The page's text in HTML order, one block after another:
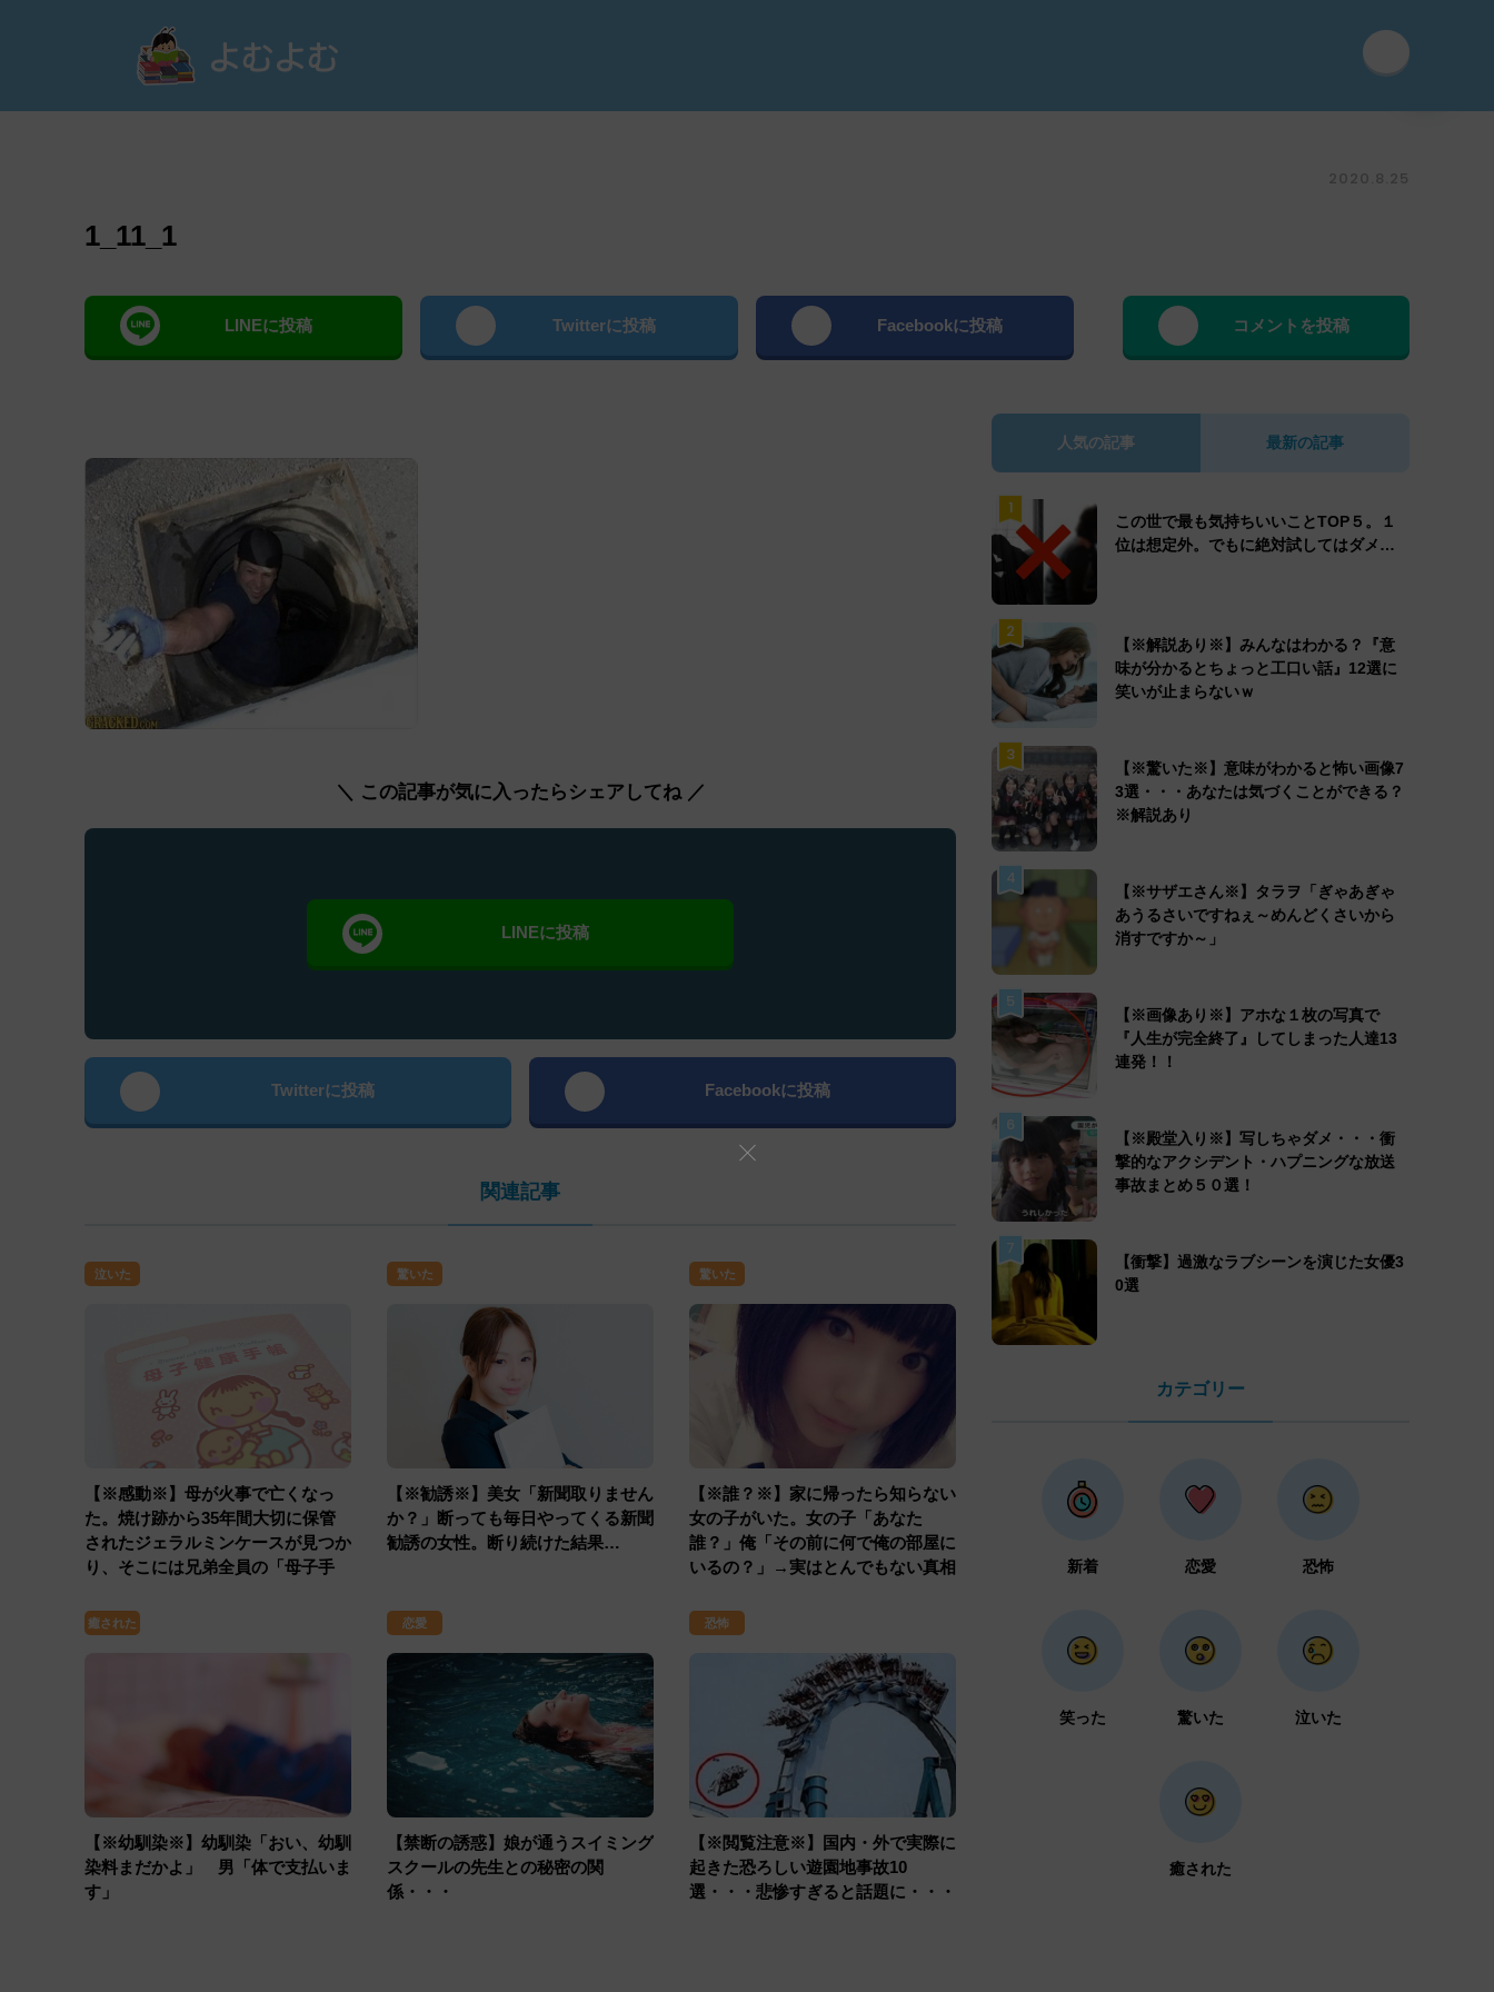
2020.8.25
1_11_1
LINEに投稿 Twitterに投稿 Facebookに投稿 コメントを投稿
＼ この記事が気に入ったらシェアしてね ／
LINEに投稿
Twitterに投稿 Facebookに投稿
関連記事
泣いた
【※感動※】母が火事で亡くなっ
た。焼け跡から35年間大切に保管
されたジェラルミンケースが見つか
り、そこには兄弟全員の「母子手
驚いた
【※勧誘※】美女「新聞取りません
か？」断っても毎日やってくる新聞
勧誘の女性。断り続けた結果…
驚いた
【※誰？※】家に帰ったら知らない
女の子がいた。女の子「あなた
誰？」俺「その前に何で俺の部屋に
いるの？」→実はとんでもない真相
癒された
【※幼馴染※】幼馴染「おい、幼馴
染料まだかよ」 男「体で支払いま
す」
恋愛
【禁断の誘惑】娘が通うスイミング
スクールの先生との秘密の関
係・・・
恐怖
【※閲覧注意※】国内・外で実際に
起きた恐ろしい遊園地事故10
選・・・悲惨すぎると話題に・・・
人気の記事 最新の記事
1
この世で最も気持ちいいことTOP５。１
位は想定外。でもに絶対試してはダメ…
2
【※解説あり※】みんなはわかる？『意
味が分かるとちょっと工口い話』12選に
笑いが止まらないｗ
3
【※驚いた※】意味がわかると怖い画像7
3選・・・あなたは気づくことができる？
※解説あり
4
【※サザエさん※】タラヲ「ぎゃあぎゃ
あうるさいですねぇ～めんどくさいから
消すですか～」
5
【※画像あり※】アホな１枚の写真で
『人生が完全終了』してしまった人達13
連発！！
6
【※殿堂入り※】写しちゃダメ・・・衝
撃的なアクシデント・ハプニングな放送
事故まとめ５０選！
7
【衝撃】過激なラブシーンを演じた女優3
0選
カテゴリー
新着 恋愛 恐怖
笑った 驚いた 泣いた
癒された